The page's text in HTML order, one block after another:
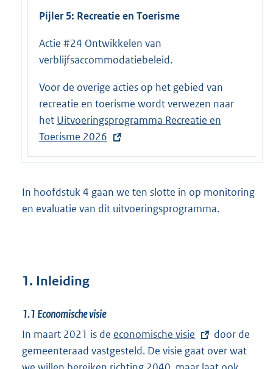
Pijler 5: Recreatie en Toerisme
Actie #24 Ontwikkelen van
verblijfsaccommodatiebeleid.
Voor de overige acties op het gebied van
recreatie en toerisme wordt verwezen naar
het E
x
t
r
k
Uitvoeringsprogramma Recreatie en
Toerisme 2026
In hoofdstuk 4 gaan we ten slotte in op monitoring
en evaluatie van dit uitvoeringsprogramma.
1. Inleiding
1.1 Economische visie
In maart 2021 is de E
x
economische visie
door de
gemeenteraad vastgesteld. De visie gaat over wat